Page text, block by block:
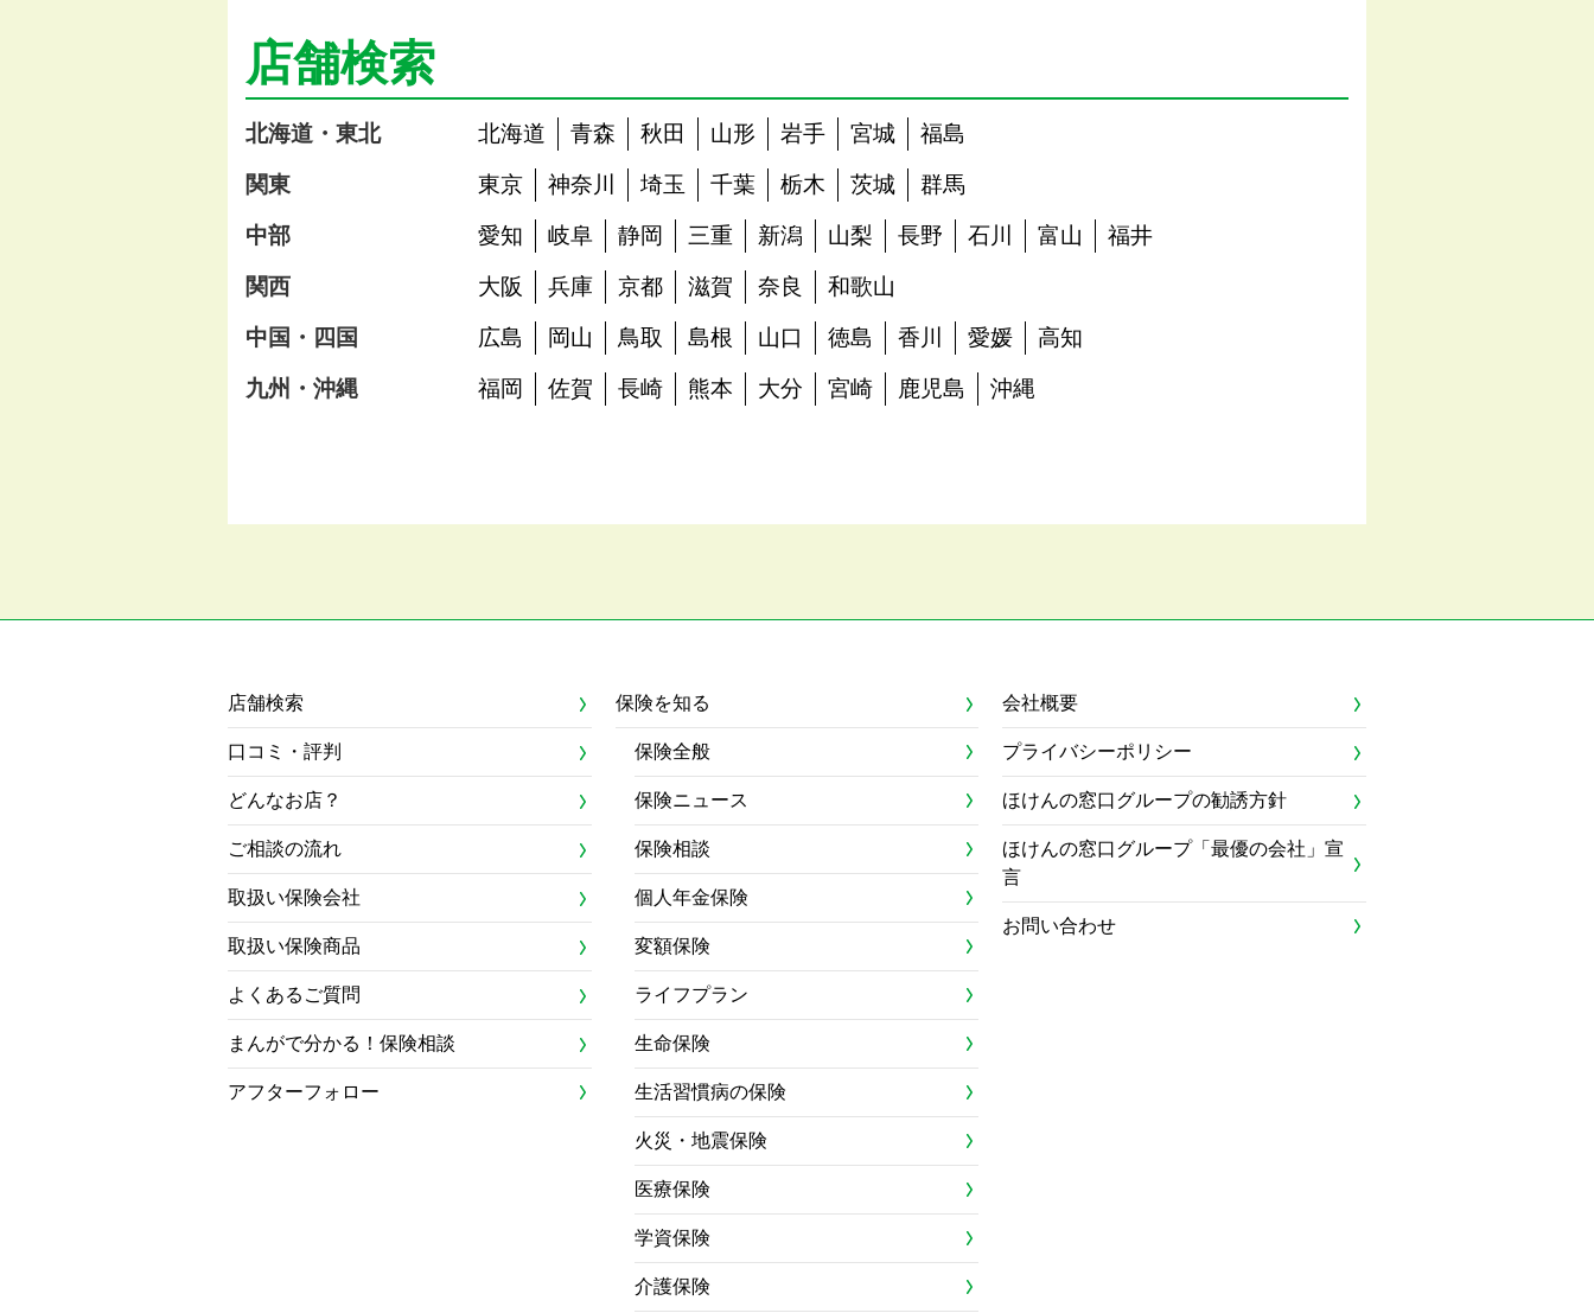
店舗検索
北海道・東北 北海道 青森 秋田 山形 岩手 宮城 福島
関東 東京 神奈川 埼玉 千葉 栃木 茨城 群馬
中部 愛知 岐阜 静岡 三重 新潟 山梨 長野 石川 富山 福井
関西 大阪 兵庫 京都 滋賀 奈良 和歌山
中国・四国 広島 岡山 鳥取 島根 山口 徳島 香川 愛媛 高知
九州・沖縄 福岡 佐賀 長崎 熊本 大分 宮崎 鹿児島 沖縄
店舗検索
口コミ・評判
どんなお店？
ご相談の流れ
取扱い保険会社
取扱い保険商品
よくあるご質問
まんがで分かる！保険相談
アフターフォロー
保険を知る
保険全般
保険ニュース
保険相談
個人年金保険
変額保険
ライフプラン
生命保険
生活習慣病の保険
火災・地震保険
医療保険
学資保険
介護保険
会社概要
プライバシーポリシー
ほけんの窓口グループの勧誘方針
ほけんの窓口グループ「最優の会社」宣
言
お問い合わせ